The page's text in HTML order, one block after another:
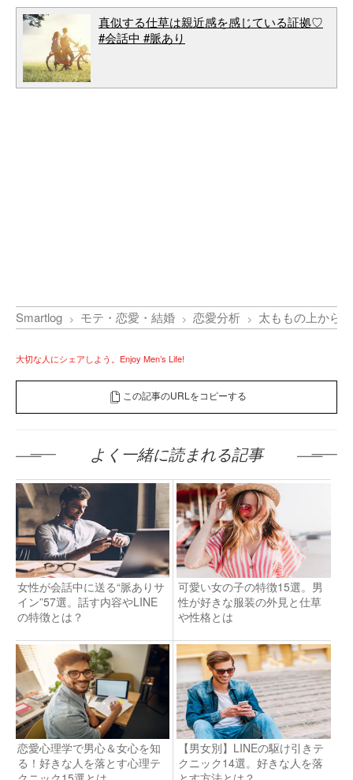
真似する仕草は親近感を感じている証拠♡
#会話中 #脈あり
Smartlog モテ・恋愛・結婚 恋愛分析 太ももの上から
大切な人にシェアしよう。Enjoy Men’s Life!
この記事のURLをコピーする
よく一緒に読まれる記事
女性が会話中に送る“脈ありサ
イン”57選。話す内容やLINE
の特徴とは？
可愛い女の子の特徴15選。男
性が好きな服装の外見と仕草
や性格とは
恋愛心理学で男心＆女心を知
る！好きな人を落とす心理テ
【男女別】LINEの駆け引きテ
クニック14選。好きな人を落